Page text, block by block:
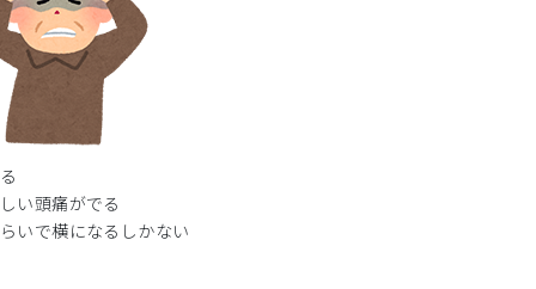
い頭痛がでる
いで横になるしかない